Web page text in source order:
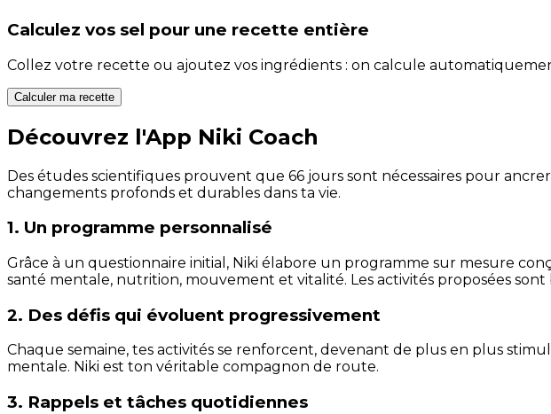
Calculez vos sel pour une recette entière
Collez votre recette ou ajoutez vos ingrédients : on calcule
Calculer ma recette
Découvrez l'App Niki Coach
Des études scientifiques prouvent que 66 jours sont nécessaires pour
changements profonds et durables dans ta vie.
1. Un programme personnalisé
Grâce à un questionnaire initial, Niki élabore un programme sur mesure
santé mentale, nutrition, mouvement et vitalité. Les activités proposées
2. Des défis qui évoluent progressivement
Chaque semaine, tes activités se renforcent, devenant de plus en plus
mentale. Niki est ton véritable compagnon de route.
3. Rappels et tâches quotidiennes